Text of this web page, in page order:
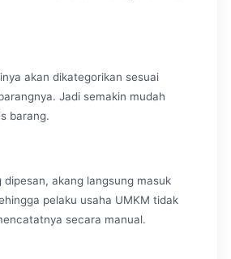
akan dikategorikan sesuai
Jadi semakin mudah
barang.
dipesan, akang langsung masuk
pelaku usaha UMKM tidak
secara manual.